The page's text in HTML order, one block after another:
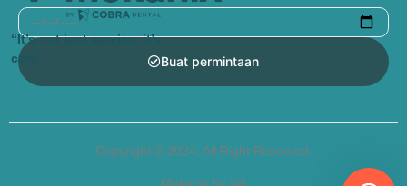
“It’s not just service, it’s
care”
Buat permintaan
Mekanix by aiti
Copyright © 2024. All Right Reserved.